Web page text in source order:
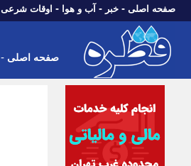
صفحه اصلی - خبر - آب و هوا - اوقات شرعی
صفحه اصلی -